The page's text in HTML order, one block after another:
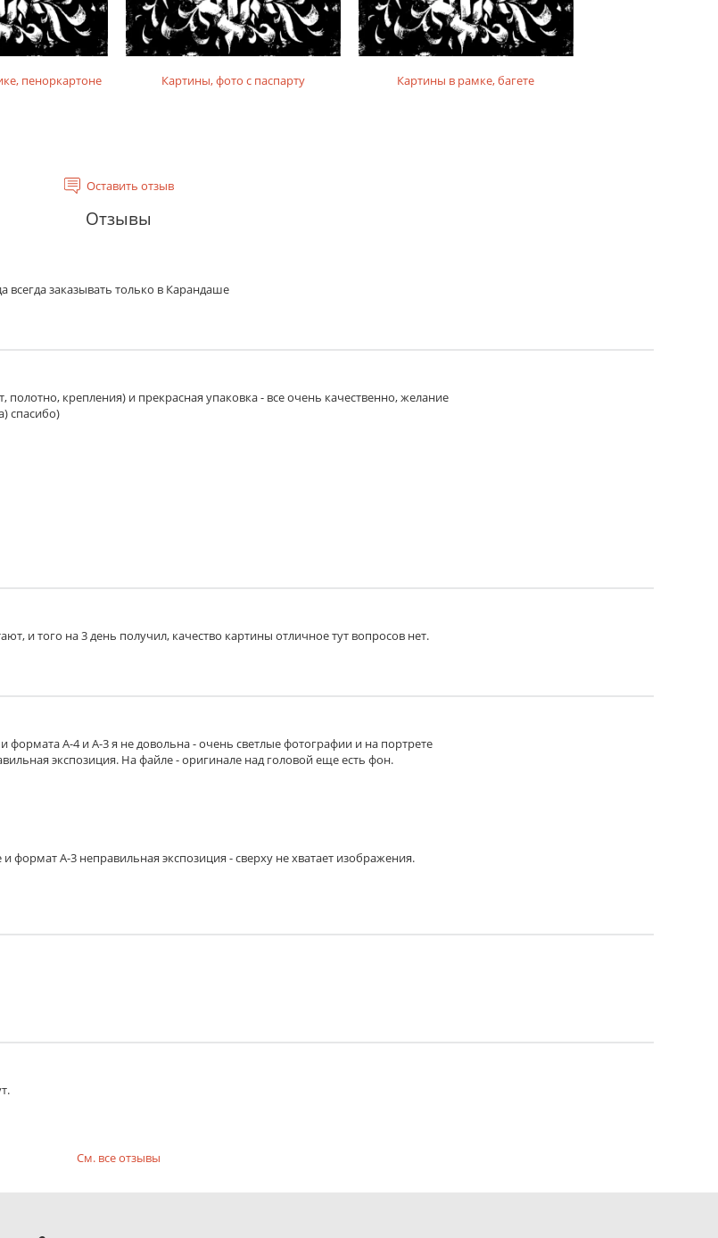
пеноркартоне Картины, фото с паспарту Картины в рамке, багете
Оставить отзыв
Отзывы
всегда заказывать только в Карандаше
крепления) и прекрасная упаковка - все очень качественно, желание
спасибо)
и того на 3 день получил, качество картины отличное тут вопросов нет.
А-4 и А-3 я не довольна - очень светлые фотографии и на портрете
экспозиция. На файле - оригинале над головой еще есть фон.
А-3 неправильная экспозиция - сверху не хватает изображения.
См. все отзывы